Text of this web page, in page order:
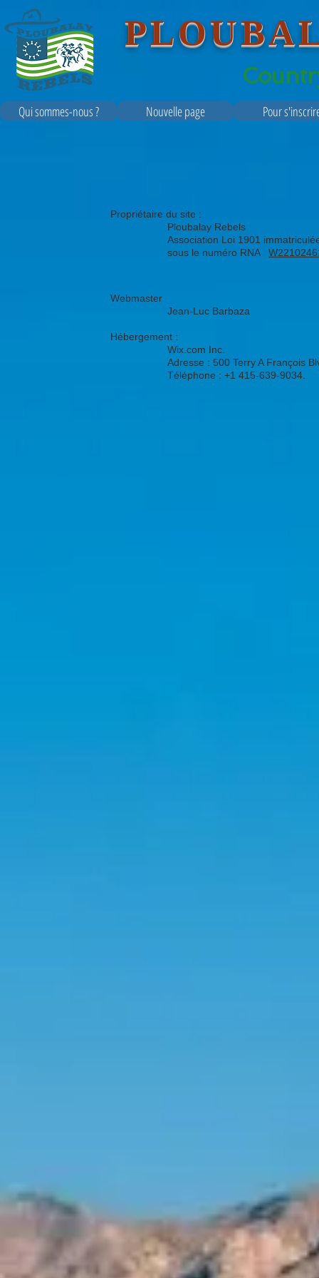
Qui sommes-nous ? Nouvelle page Pour
Propriétaire du site :
Ploubalay Rebels
Association Loi 1901
sous le numéro RNA
​Webmaster
Jean-Luc Barbaza
Hébergement :
Wix.com Inc.
Adresse : 500 Terry A François
Téléphone : +1 415-639-9034.